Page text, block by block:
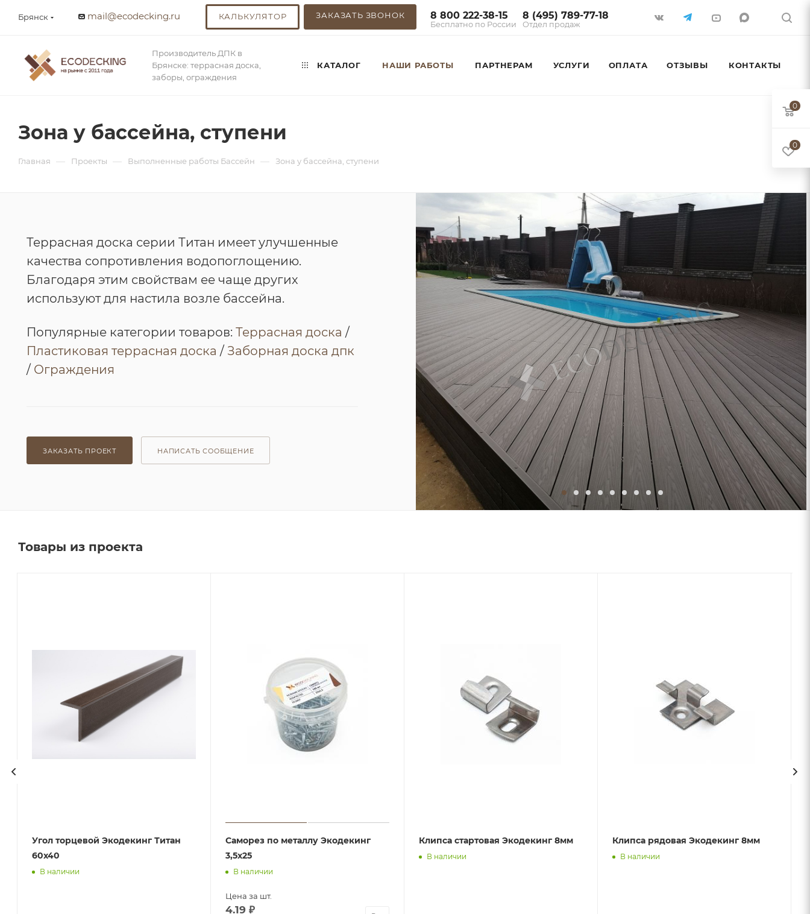
Брянск mail@ecodecking.ru КАЛЬКУЛЯТОР ЗАКАЗАТЬ ЗВОНОК 8 800 222-38-15
Бесплатно по России
8 (495) 789-77-18
Отдел продаж
Производитель ДПК в
Брянске: террасная доска,
заборы, ограждения
КАТАЛОГ НАШИ РАБОТЫ ПАРТНЕРАМ УСЛУГИ ОПЛАТА ОТЗЫВЫ КОНТАКТЫ
Зона у бассейна, ступени
Главная — Проекты — Выполненные работы Бассейн — Зона у бассейна, ступени
Террасная доска серии Титан имеет улучшенные
качества сопротивления водопоглощению.
Благодаря этим свойствам ее чаще других
используют для настила возле бассейна.
Популярные категории товаров: Террасная доска /
Пластиковая террасная доска / Заборная доска дпк
/ Ограждения
ЗАКАЗАТЬ ПРОЕКТ НАПИСАТЬ СООБЩЕНИЕ
Товары из проекта
Угол торцевой Экодекинг Титан
60х40
В наличии
Саморез по металлу Экодекинг
3,5х25
В наличии
Цена за шт.
4.19 ₽
Клипса стартовая Экодекинг 8мм
В наличии
Клипса рядовая Экодекинг 8мм
В наличии
0
0